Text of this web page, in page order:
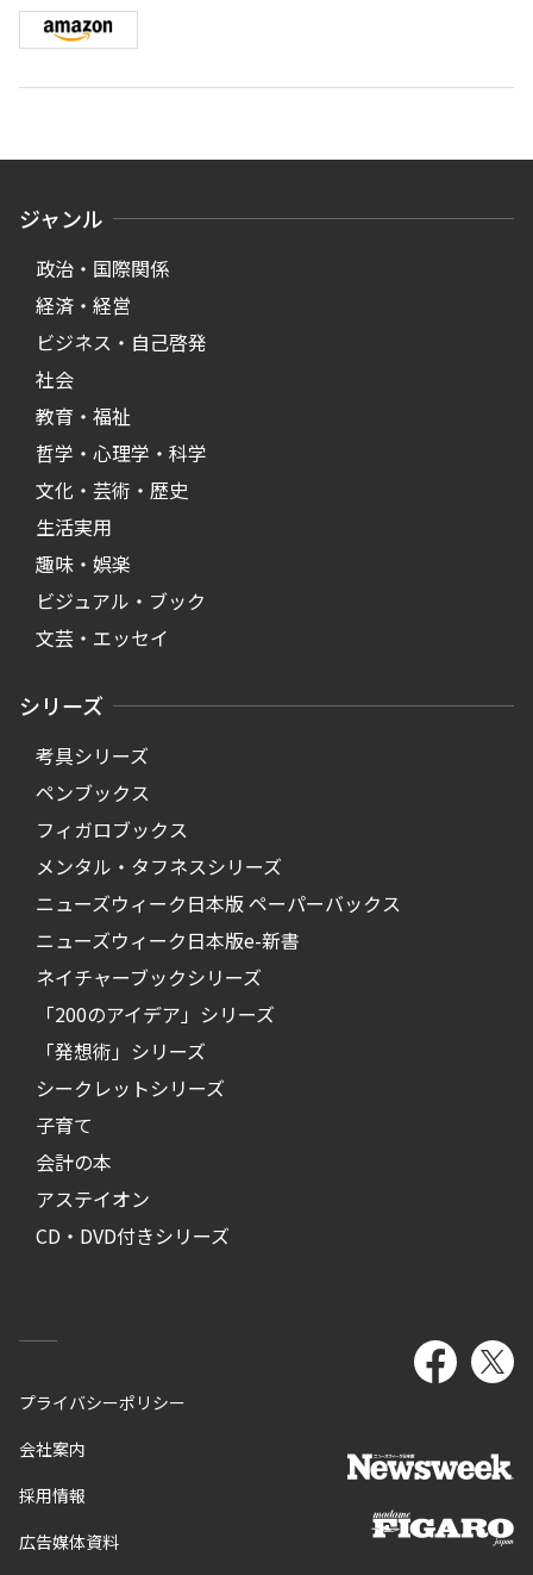
ジャンル
政治・国際関係
経済・経営
ビジネス・自己啓発
社会
教育・福祉
哲学・心理学・科学
文化・芸術・歴史
生活実用
趣味・娯楽
ビジュアル・ブック
文芸・エッセイ
シリーズ
考具シリーズ
ペンブックス
フィガロブックス
メンタル・タフネスシリーズ
ニューズウィーク日本版 ペーパーバックス
ニューズウィーク日本版e-新書
ネイチャーブックシリーズ
「200のアイデア」シリーズ
「発想術」シリーズ
シークレットシリーズ
子育て
会計の本
アステイオン
CD・DVD付きシリーズ
プライバシーポリシー
会社案内
採用情報
広告媒体資料